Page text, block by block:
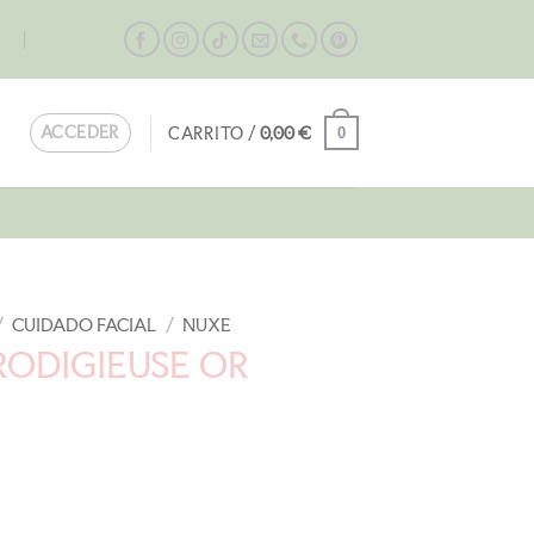
ACCEDER CARRITO /0,00€ 0
CUIDADO FACIAL / NUXE
OR